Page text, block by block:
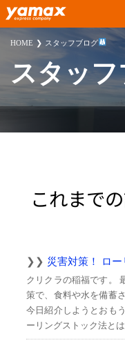
HOME スタッフブログ
スタッ
これまで
災害対策！ ロ
クリクラの稲福です。
策で、食料や水を備蓄
今日紹介しようとおも
ーリングストック法と